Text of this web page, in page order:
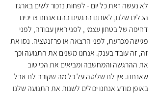
לא נעשה זאת כל יום - לפחות נזכור לשים בארגז
הכלים שלנו, לאותם הרגעים בהם אנחנו צריכים
דחיפה של בטחון עצמי , לפני ראיון עבודה, לפני
פגישה מכרעת, לפני הרצאה או פרזנטציה. נסו את
זה, זה עובד בענק. אנחנו משנים את התנועה וכך
את ההרגשה והמחשבה ומביאים את הכי טוב
שאנחנו. אין לנו שליטה על כל מה שקורה לנו אבל
באופן מודע אנחנו יכולים לשנות את התנועה שלנו